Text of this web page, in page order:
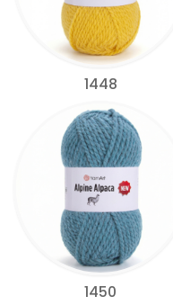
1448
1450